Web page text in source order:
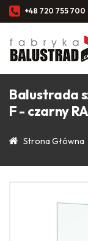
+48 720 755 700
Balustrada
F - czarny
Strona Główna